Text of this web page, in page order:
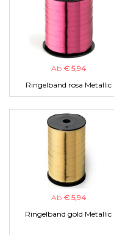
Ab € 5,94
Ringelband rosa Metallic
Ab € 5,94
Ringelband gold Metallic